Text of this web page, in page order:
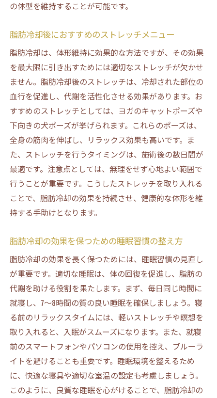
の体型を維持することが可能です。
脂肪冷却後におすすめのストレッチメニュー
脂肪冷却は、体形維持に効果的な方法ですが、その効果
を最大限に引き出すためには適切なストレッチが欠かせ
ません。脂肪冷却後のストレッチは、冷却された部位の
血行を促進し、代謝を活性化させる効果があります。お
すすめのストレッチとしては、ヨガのキャットポーズや
下向きの犬ポーズが挙げられます。これらのポーズは、
全身の筋肉を伸ばし、リラックス効果も高いです。ま
た、ストレッチを行うタイミングは、施術後の数日間が
最適です。注意点としては、無理をせず心地よい範囲で
行うことが重要です。こうしたストレッチを取り入れる
ことで、脂肪冷却の効果を持続させ、健康的な体形を維
持する手助けとなります。
脂肪冷却の効果を保つための睡眠習慣の整え方
脂肪冷却の効果を長く保つためには、睡眠習慣の見直し
が重要です。適切な睡眠は、体の回復を促進し、脂肪の
代謝を助ける役割を果たします。まず、毎日同じ時間に
就寝し、7〜8時間の質の良い睡眠を確保しましょう。寝
る前のリラックスタイムには、軽いストレッチや瞑想を
取り入れると、入眠がスムーズになります。また、就寝
前のスマートフォンやパソコンの使用を控え、ブルーラ
イトを避けることも重要です。睡眠環境を整えるため
に、快適な寝具や適切な室温の設定も考慮しましょう。
このように、良質な睡眠を心がけることで、脂肪冷却の